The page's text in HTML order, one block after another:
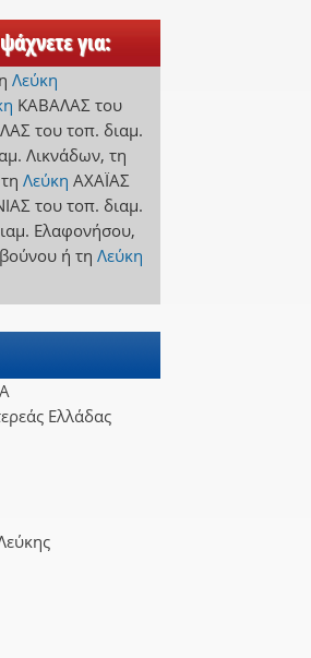
για:
Λεύκη
ΚΑΒΑΛΑΣ του
του τοπ. διαμ.
Λικνάδων, τη
τη Λεύκη ΑΧΑΪΑΣ
του τοπ. διαμ.
Ελαφονήσου,
ή τη Λεύκη
Ελλάδας